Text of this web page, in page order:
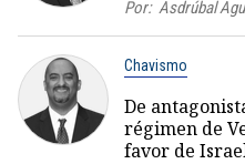
Por: Asdrúbal
Chavismo
De
régimen de
favor de